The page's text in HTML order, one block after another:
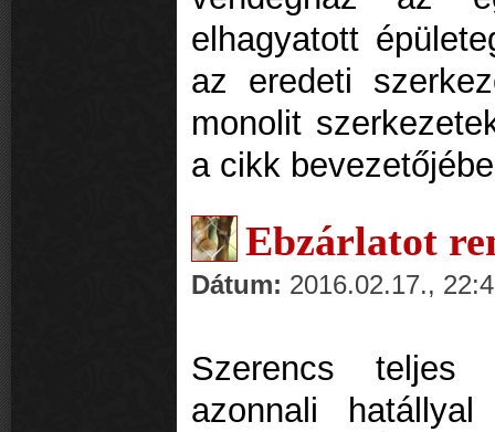
elhagyatott
az eredeti
monolit
a cikk
Ebzárlatot
Dátum: 2016.02.17.,
Szerencs teljes
azonnali